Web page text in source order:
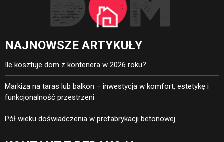
NAJNOWSZE ARTYKUŁY
Ile kosztuje dom z kontenera w 2026 roku?
Markiza na taras lub balkon – inwestycja w komfort, estetykę i
funkcjonalność przestrzeni
Pół wieku doświadczenia w prefabrykacji betonowej